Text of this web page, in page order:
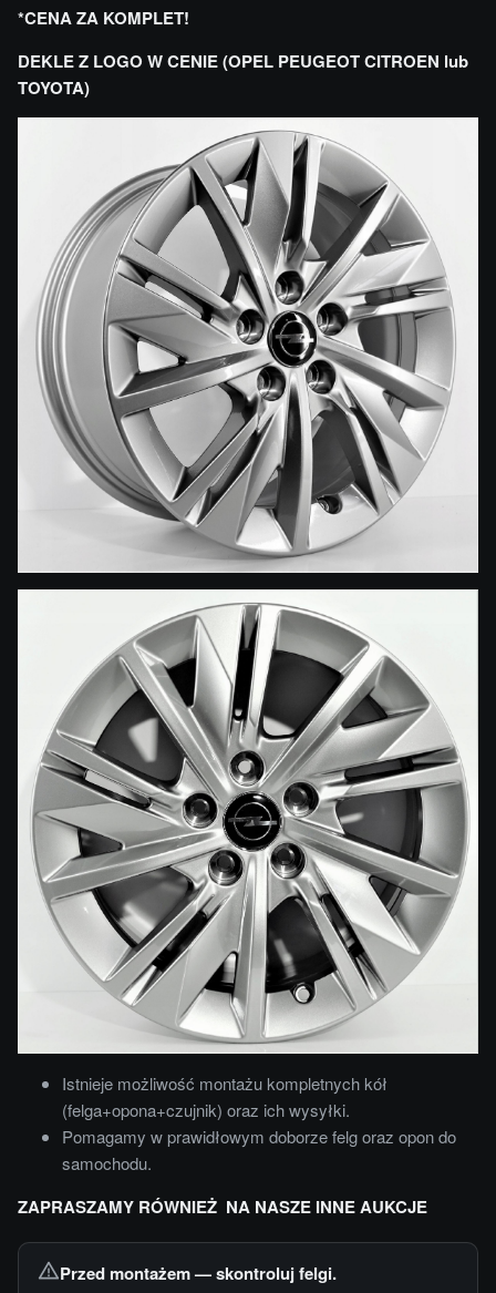
*CENA ZA KOMPLET!
DEKLE Z LOGO W CENIE (OPEL PEUGEOT CITROEN lub
TOYOTA)
Istnieje możliwość montażu kompletnych kół
(felga+opona+czujnik) oraz ich wysyłki.
Pomagamy w prawidłowym doborze felg oraz opon do
samochodu.
ZAPRASZAMY RÓWNIEŻ NA NASZE INNE AUKCJE
Przed montażem — skontroluj felgi.